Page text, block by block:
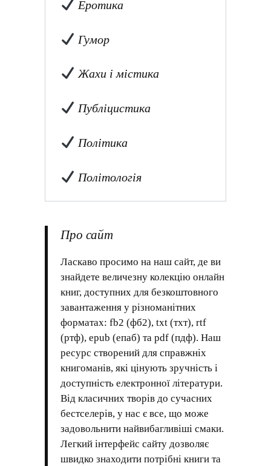
Еротика
Гумор
Жахи і містика
Публіцистика
Політика
Політологія
Про сайт
Ласкаво просимо на наш сайт, де ви
знайдете величезну колекцію онлайн
книг, доступних для безкоштовного
завантаження у різноманітних
форматах: fb2 (фб2), txt (тхт), rtf
(ртф), epub (епаб) та pdf (пдф). Наш
ресурс створений для справжніх
книгоманів, які цінують зручність і
доступність електронної літератури.
Від класичних творів до сучасних
бестселерів, у нас є все, що може
задовольнити найвибагливіші смаки.
Легкий інтерфейс сайту дозволяє
швидко знаходити потрібні книги та